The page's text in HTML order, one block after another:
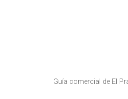
Guía comercial de El